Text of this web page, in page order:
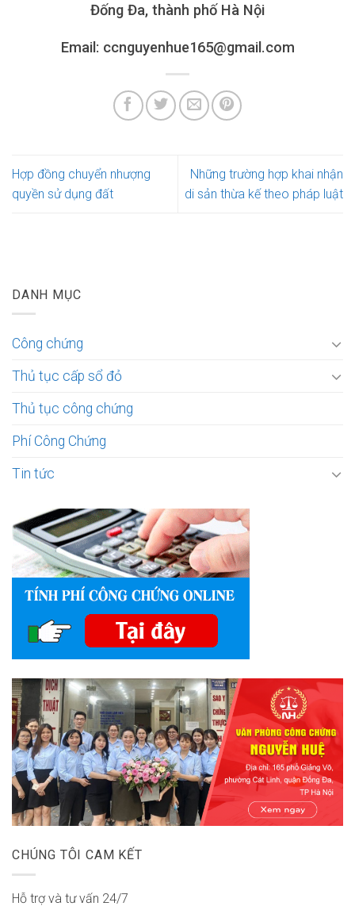
Đống Đa, thành phố Hà Nội
Email: ccnguyenhue165@gmail.com
Hợp đồng chuyển nhượng
quyền sử dụng đất
Những trường hợp khai nhận
di sản thừa kế theo pháp luật
DANH MỤC
Công chứng
Thủ tục cấp sổ đỏ
Thủ tục công chứng
Phí Công Chứng
Tin tức
CHÚNG TÔI CAM KẾT
Hỗ trợ và tư vấn 24/7